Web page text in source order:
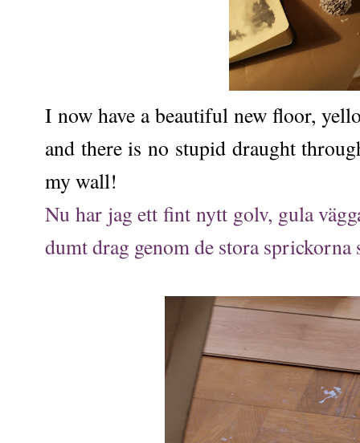
I now have a beautiful new floor,
and there is no stupid draught
my wall!
Nu har jag ett fint nytt golv, gula
dumt drag genom de stora sprickorna